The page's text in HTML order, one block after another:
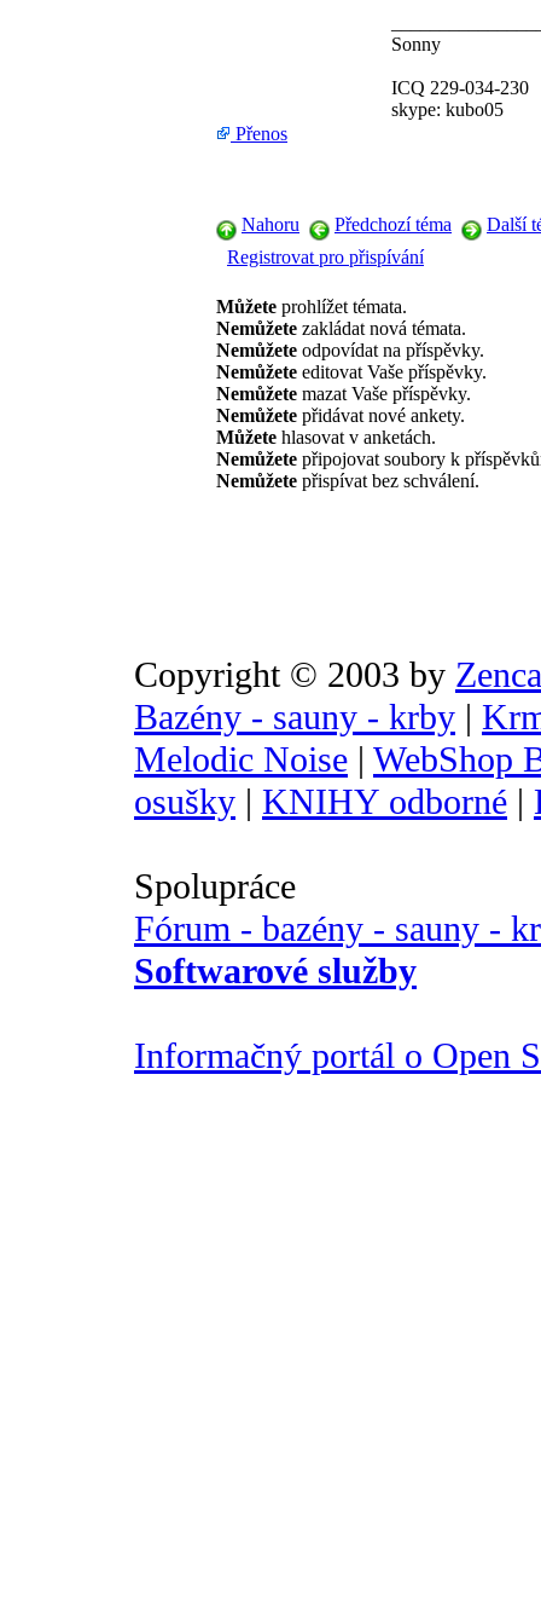
Sonny
ICQ 229-034-230
skype: kubo05
Přenos
Nahoru Předchozí téma
Další
Registrovat pro přispívání
Můžete prohlížet témata.
Nemůžete zakládat nová témata.
Nemůžete odpovídat na příspěvky.
Nemůžete editovat Vaše příspěvky.
Nemůžete mazat Vaše příspěvky.
Nemůžete přidávat nové ankety.
Můžete hlasovat v anketách.
Nemůžete připojovat soubory k
Nemůžete přispívat bez schválení.
Copyright © 2003 by
Bazény - sauny - krby |
Melodic Noise | WebShop
osušky | KNIHY odborné |
Spolupráce
Fórum - bazény - sauny -
Softwarové služby
Informačný portál o Open